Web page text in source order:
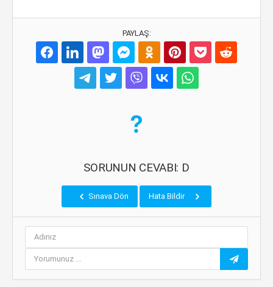
PAYLAŞ:
SORUNUN CEVABI: D
Sınava Dön Hata Bildir